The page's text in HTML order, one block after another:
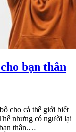
bạn thân
cho cả thế giới biết
nhưng có người lại
thân.…